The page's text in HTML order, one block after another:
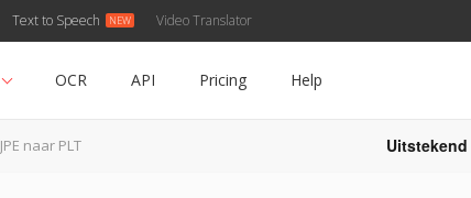
Text to Speech Video Translator
OCR API Pricing Help
JPE naar PLT Uitstekend